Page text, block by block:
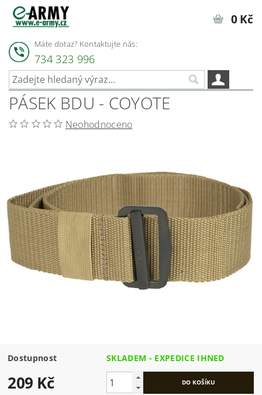
Máte dotaz? Kontaktujte nás:
734 323 996
0 Kč
PÁSEK BDU - COYOTE
Neohodnoceno
Dostupnost SKLADEM - EXPEDICE IHNED
209 Kč